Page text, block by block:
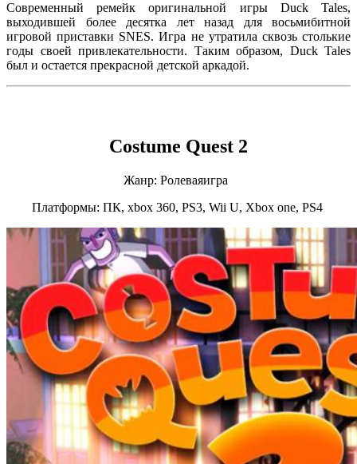
Современный ремейк оригинальной игры Duck Tales,
выходившей более десятка лет назад для восьмибитной
игровой приставки SNES. Игра не утратила сквозь столькие
годы своей привлекательности. Таким образом, Duck Tales
был и остается прекрасной детской аркадой.
Costume Quest 2
Жанр: Ролеваяигра
Платформы: ПК, xbox 360, PS3, Wii U, Xbox one, PS4